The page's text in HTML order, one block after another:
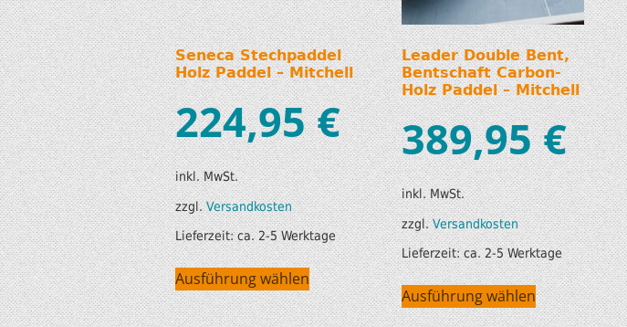
Seneca Stechpaddel
Holz Paddel – Mitchell
224,95€
inkl. MwSt.
zzgl.Versandkosten
Lieferzeit:ca. 2-5 Werktage
Ausführung wählen
Leader Double Bent,
Bentschaft Carbon-
Holz Paddel – Mitchell
389,95€
inkl. MwSt.
zzgl.Versandkosten
Lieferzeit:ca. 2-5 Werktage
Ausführung wählen